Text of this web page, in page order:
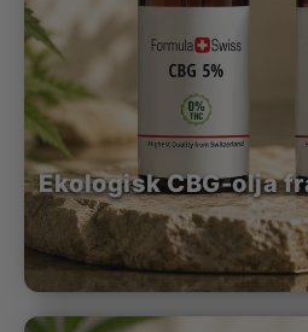
Ekologisk CBG-olja